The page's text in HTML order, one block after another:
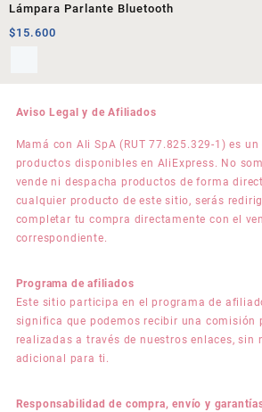
Lámpara Parlante Bluetooth
$15.600
Aviso Legal y de Afiliados
Mamá con Ali SpA (RUT 77.825.329-1) es
productos disponibles en AliExpress. No
vende ni despacha productos de forma
cualquier producto de este sitio, serás
completar tu compra directamente con el
correspondiente.
Programa de afiliados
Este sitio participa en el programa de
significa que podemos recibir una comisión
realizadas a través de nuestros enlaces, sin
adicional para ti.
Responsabilidad de compra, envío y